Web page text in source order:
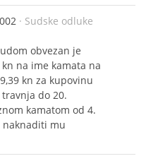
· Sudske odluke
obvezan je
na ime kamata na
kn za kupovinu
do 20.
kamatom od 4.
naknaditi mu